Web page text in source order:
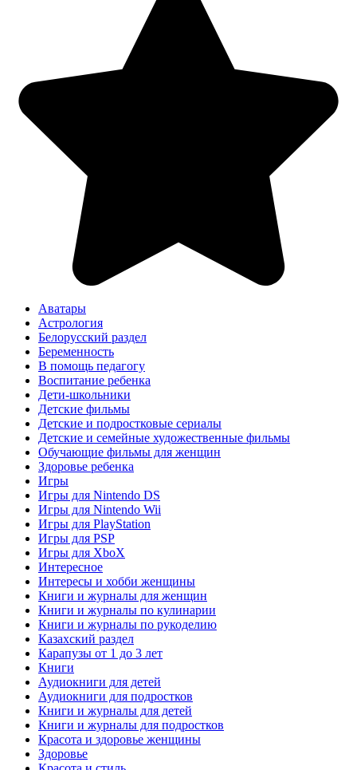
Аватары
Астрология
Белорусский раздел
Беременность
В помощь педагогу
Воспитание ребенка
Дети-школьники
Детские фильмы
Детские и подростковые сериалы
Детские и семейные художественные фильмы
Обучающие фильмы для женщин
Здоровье ребенка
Игры
Игры для Nintendo DS
Игры для Nintendo Wii
Игры для PlayStation
Игры для PSP
Игры для XboX
Интересное
Интересы и хобби женщины
Книги и журналы для женщин
Книги и журналы по кулинарии
Книги и журналы по рукоделию
Казахский раздел
Карапузы от 1 до 3 лет
Книги
Аудиокниги для детей
Аудиокниги для подростков
Книги и журналы для детей
Книги и журналы для подростков
Красота и здоровье женщины
Здоровье